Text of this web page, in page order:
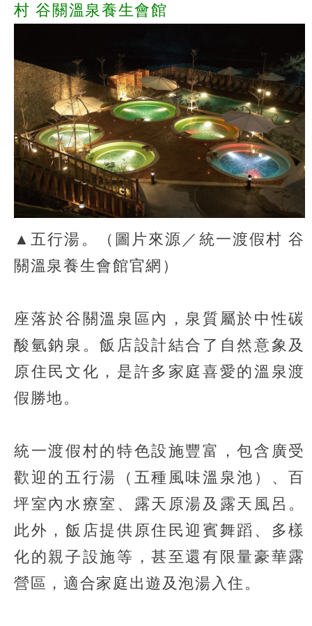
村 谷關溫泉養生會館
▲五行湯。（圖片來源／統一渡假村 谷
關溫泉養生會館官網）
座落於谷關溫泉區內，泉質屬於中性碳
酸氫鈉泉。飯店設計結合了自然意象及
原住民文化，是許多家庭喜愛的溫泉渡
假勝地。
統一渡假村的特色設施豐富，包含廣受
歡迎的五行湯（五種風味溫泉池）、百
坪室內水療室、露天原湯及露天風呂。
此外，飯店提供原住民迎賓舞蹈、多樣
化的親子設施等，甚至還有限量豪華露
營區，適合家庭出遊及泡湯入住。